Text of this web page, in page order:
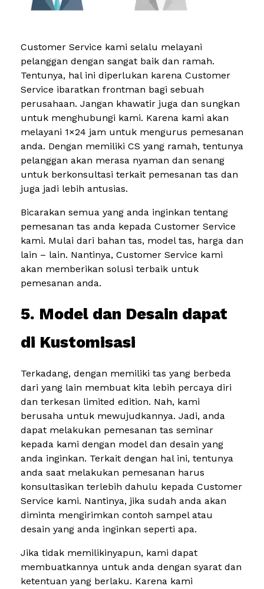
Customer Service kami selalu melayani
pelanggan dengan sangat baik dan ramah.
Tentunya, hal ini diperlukan karena Customer
Service ibaratkan frontman bagi sebuah
perusahaan. Jangan khawatir juga dan sungkan
untuk menghubungi kami. Karena kami akan
melayani 1×24 jam untuk mengurus pemesanan
anda. Dengan memiliki CS yang ramah, tentunya
pelanggan akan merasa nyaman dan senang
untuk berkonsultasi terkait pemesanan tas dan
juga jadi lebih antusias.
Bicarakan semua yang anda inginkan tentang
pemesanan tas anda kepada Customer Service
kami. Mulai dari bahan tas, model tas, harga dan
lain – lain. Nantinya, Customer Service kami
akan memberikan solusi terbaik untuk
pemesanan anda.
5. Model dan Desain dapat
di Kustomisasi
Terkadang, dengan memiliki tas yang berbeda
dari yang lain membuat kita lebih percaya diri
dan terkesan limited edition. Nah, kami
berusaha untuk mewujudkannya. Jadi, anda
dapat melakukan pemesanan tas seminar
kepada kami dengan model dan desain yang
anda inginkan. Terkait dengan hal ini, tentunya
anda saat melakukan pemesanan harus
konsultasikan terlebih dahulu kepada Customer
Service kami. Nantinya, jika sudah anda akan
diminta mengirimkan contoh sampel atau
desain yang anda inginkan seperti apa.
Jika tidak memilikinyapun, kami dapat
membuatkannya untuk anda dengan syarat dan
ketentuan yang berlaku. Karena kami